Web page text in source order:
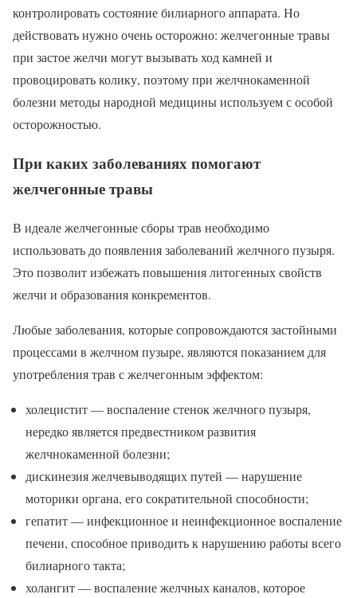
контролировать состояние билиарного аппарата. Но
действовать нужно очень осторожно: желчегонные травы
при застое желчи могут вызывать ход камней и
провоцировать колику, поэтому при желчнокаменной
болезни методы народной медицины используем с особой
осторожностью.
При каких заболеваниях помогают
желчегонные травы
В идеале желчегонные сборы трав необходимо
использовать до появления заболеваний желчного пузыря.
Это позволит избежать повышения литогенных свойств
желчи и образования конкрементов.
Любые заболевания, которые сопровождаются застойными
процессами в желчном пузыре, являются показанием для
употребления трав с желчегонным эффектом:
холецистит — воспаление стенок желчного пузыря,
нередко является предвестником развития
желчнокаменной болезни;
дискинезия желчевыводящих путей — нарушение
моторики органа, его сократительной способности;
гепатит — инфекционное и неинфекционное воспаление
печени, способное приводить к нарушению работы всего
билиарного такта;
холангит — воспаление желчных каналов, которое